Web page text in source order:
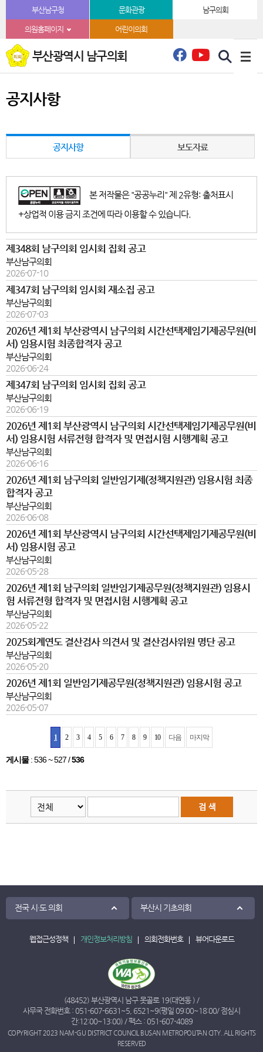
본문바로가기부산남구청 문화관광 남구의회
의원홈페이지 어린이의회
부산광역시 남구의회
공지사항
공지사항 보도자료
본 저작물은 "공공누리" 제 2유형: 출처표시
+상업적 이용 금지 조건에 따라 이용할 수 있습니다.
제348회 남구의회 임시회 집회 공고
부산남구의회
2026-07-10
제347회 남구의회 임시회 재소집 공고
부산남구의회
2026-07-03
2026년 제1회 부산광역시 남구의회 시간선택제임기제공무원(비
서) 임용시험 최종합격자 공고
부산남구의회
2026-06-24
제347회 남구의회 임시회 집회 공고
부산남구의회
2026-06-19
2026년 제1회 부산광역시 남구의회 시간선택제임기제공무원(비
서) 임용시험 서류전형 합격자 및 면접시험 시행계획 공고
부산남구의회
2026-06-16
2026년 제1회 남구의회 일반임기제(정책지원관) 임용시험 최종
합격자 공고
부산남구의회
2026-06-08
2026년 제1회 부산광역시 남구의회 시간선택제임기제공무원(비
서) 임용시험 공고
부산남구의회
2026-05-28
2026년 제1회 남구의회 일반임기제공무원(정책지원관) 임용시
험 서류전형 합격자 및 면접시험 시행계획 공고
부산남구의회
2026-05-22
2025회계연도 결산검사 의견서 및 결산검사위원 명단 공고
부산남구의회
2026-05-20
2026년 제1회 일반임기제공무원(정책지원관) 임용시험 공고
부산남구의회
2026-05-07
1 2 3 4 5 6 7 8 9 10 다음 마지막
게시물: 536 ~ 527 /536
전국 시·도 의회 부산시 기초의회
웹접근성정책 개인정보처리방침 의회전화번호 뷰어다운로드
(48452) 부산광역시 남구 못골로 19(대연동 ) /
사무국 전화번호 : 051-607-6631 ~5 6521 ~9(평일 09:00~18:00/ 점심시
간:12:00~13:00) / 팩스 : 051-607-4089
COPYRIGHT 2023 NAM-GU DISTRICT COUNCIL BUSAN METROPOLITAN CITY. ALL RIGHTS
RESERVED